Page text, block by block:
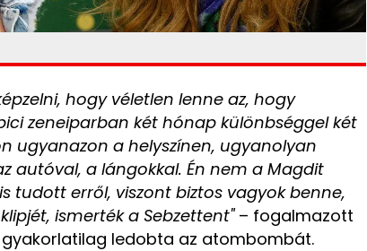
hogy véletlen lenne az, hogy
zeneiparban két hónap különbséggel két
ugyanazon a helyszínen, ugyanolyan
autóval, a lángokkal. Én nem a Magdit
tudott erről, viszont biztos vagyok benne,
ismerték a Sebzettent"– fogalmazott
ledobta az atombombát.